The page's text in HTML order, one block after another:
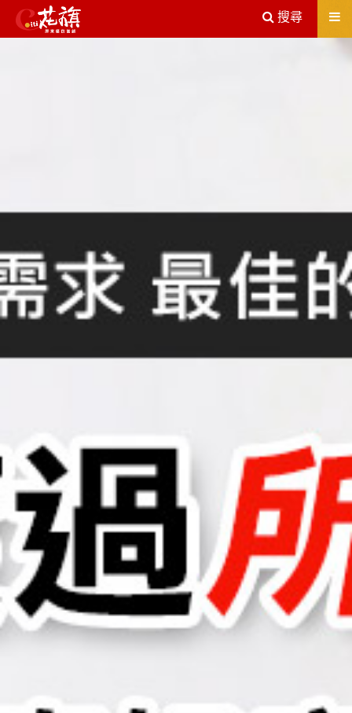
屏東機車借款解決您所有的借貸疑慮，完全了解、滿意再貸！
送出
搜尋